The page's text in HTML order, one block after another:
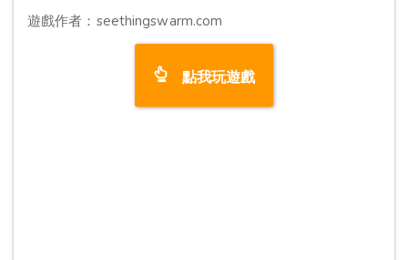
遊戲作者：seethingswarm.com
點我玩遊戲